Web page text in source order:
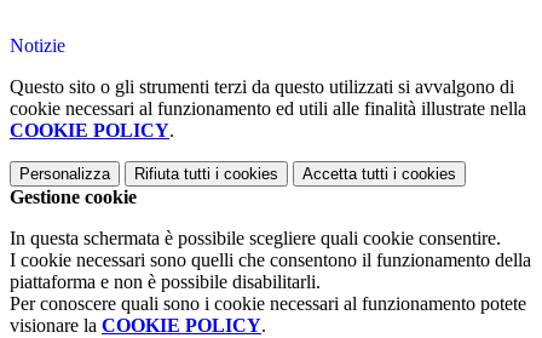
Notizie
Questo sito o gli strumenti terzi da questo utilizzati si avvalgono di
cookie necessari al funzionamento ed utili alle finalità illustrate nella
COOKIE POLICY.
Personalizza Rifiuta tutti i cookies Accetta tutti i cookies
Gestione cookie
In questa schermata è possibile scegliere quali cookie consentire.
I cookie necessari sono quelli che consentono il funzionamento della
piattaforma e non è possibile disabilitarli.
Per conoscere quali sono i cookie necessari al funzionamento potete
visionare la COOKIE POLICY.